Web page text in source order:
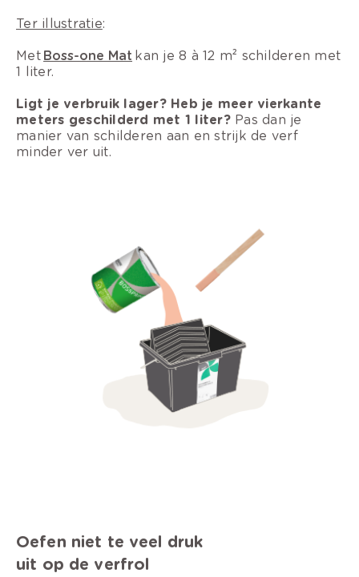
Ter illustratie:
Met Boss-one Mat kan je 8 à 12 m² schilderen met
1 liter.
Ligt je verbruik lager? Heb je meer vierkante
meters geschilderd met 1 liter?Pas dan je
manier van schilderen aan en strijk de verf
minder ver uit.
Oefen niet te veel druk
uit op de verfrol